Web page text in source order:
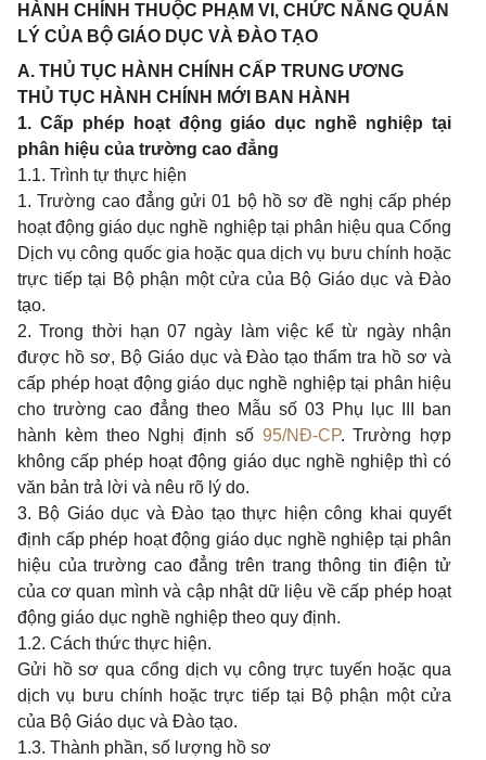
HÀNH CHÍNH THUỘC PHẠM VI, CHỨC NĂNG QUẢN
LÝ CỦA BỘ GIÁO DỤC VÀ ĐÀO TẠO
A. THỦ TỤC HÀNH CHÍNH CẤP TRUNG ƯƠNG
THỦ TỤC HÀNH CHÍNH MỚI BAN HÀNH
1. Cấp phép hoạt động giáo dục nghề nghiệp tại
phân hiệu của trường cao đẳng
1.1. Trình tự thực hiện
1. Trường cao đẳng gửi 01 bộ hồ sơ đề nghị cấp phép
hoạt động giáo dục nghề nghiệp tại phân hiệu qua Cổng
Dịch vụ công quốc gia hoặc qua dịch vụ bưu chính hoặc
trực tiếp tại Bộ phận một cửa của Bộ Giáo dục và Đào
tạo.
2. Trong thời hạn 07 ngày làm việc kể từ ngày nhận
được hồ sơ, Bộ Giáo dục và Đào tạo thẩm tra hồ sơ và
cấp phép hoạt động giáo dục nghề nghiệp tại phân hiệu
cho trường cao đẳng theo Mẫu số 03 Phụ lục III ban
hành kèm theo Nghị định số 95/NĐ-CP. Trường hợp
không cấp phép hoạt động giáo dục nghề nghiệp thì có
văn bản trả lời và nêu rõ lý do.
3. Bộ Giáo dục và Đào tạo thực hiện công khai quyết
định cấp phép hoạt động giáo dục nghề nghiệp tại phân
hiệu của trường cao đẳng trên trang thông tin điện tử
của cơ quan mình và cập nhật dữ liệu về cấp phép hoạt
động giáo dục nghề nghiệp theo quy định.
1.2. Cách thức thực hiện.
Gửi hồ sơ qua cổng dịch vụ công trực tuyến hoặc qua
dịch vụ bưu chính hoặc trực tiếp tại Bộ phận một cửa
của Bộ Giáo dục và Đào tạo.
1.3. Thành phần, số lượng hồ sơ